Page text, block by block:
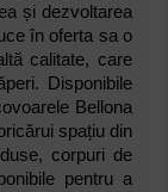
și dezvoltarea
în oferta sa o
calitate, care
Disponibile
Bellona
spațiu din
corpuri de
pentru a